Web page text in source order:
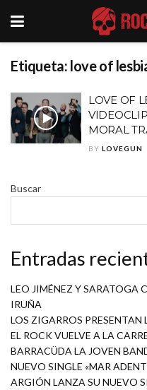
Etiqueta: love of
LOVE OF
MORAL
BY LOVEGUN
Buscar
Entradas
LEO JIMÉNEZ Y SARATOGA
IRUÑA
LOS ZIGARROS PRESENTAN
EL ROCK VUELVE A LA
BARRACÜDA LA JOVEN
NUEVO SINGLE «MAR
ARGIÓN LANZA SU NUEVO